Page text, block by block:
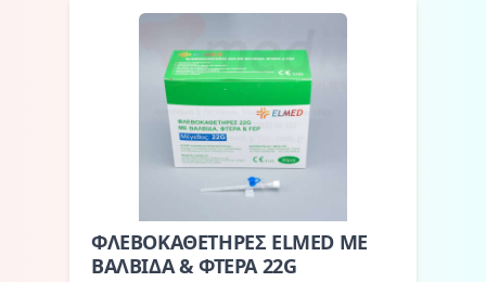
ΦΛΕΒΟΚΑΘΕΤΗΡΕΣ ELMED ΜΕ
ΒΑΛΒΙΔΑ & ΦΤΕΡΑ 22G